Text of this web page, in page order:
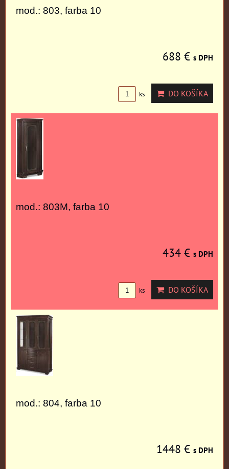
mod.: 803, farba 10
688 € s DPH
ks DO KOŠÍKA
mod.: 803M, farba 10
434 € s DPH
ks DO KOŠÍKA
mod.: 804, farba 10
1448 € s DPH